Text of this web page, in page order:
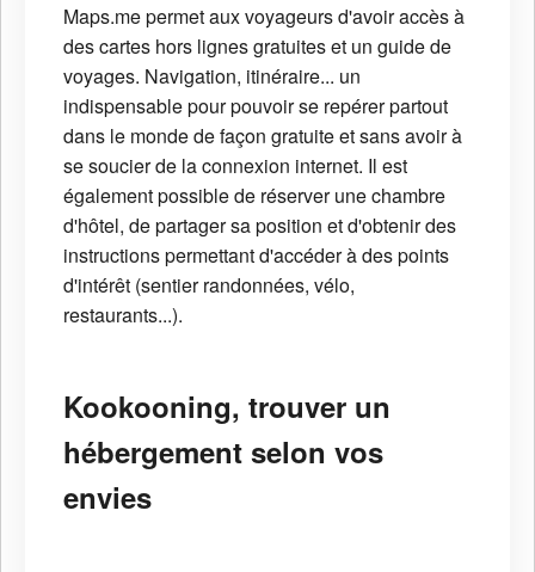
Maps.me permet aux voyageurs d'avoir accès à
des cartes hors lignes gratuites et un guide de
voyages. Navigation, itinéraire... un
indispensable pour pouvoir se repérer partout
dans le monde de façon gratuite et sans avoir à
se soucier de la connexion internet. Il est
également possible de réserver une chambre
d'hôtel, de partager sa position et d'obtenir des
instructions permettant d'accéder à des points
d'intérêt (sentier randonnées, vélo,
restaurants...).
Kookooning, trouver un
hébergement selon vos
envies